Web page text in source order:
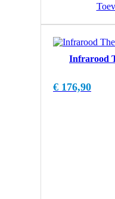
Infrarood
€ 176,90